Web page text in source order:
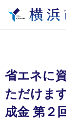
省エネに
ただけま
成金 第２